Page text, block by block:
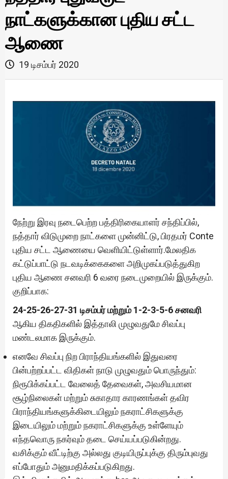
நாட்களுக்கான புதிய சட்ட
ஆணை
19 டிசம்பர் 2020
நேற்று இரவு நடைபெற்ற பத்திரிகையாளர் சந்திப்பில்,
நத்தார் விடுமுறை நாட்களை முன்னிட்டு, பிரதமர் Conte
புதிய சட்ட ஆணையை வெளியிட்டுள்ளார்.மேலதிக
கட்டுப்பாட்டு நடவடிக்கைகளை அறிமுகப்படுத்துகிற
புதிய ஆணை சனவரி 6 வரை நடைமுறையில் இருக்கும்.
குறிப்பாக:
24-25-26-27-31 டிசம்பர் மற்றும் 1-2-3-5-6 சனவரி
ஆகிய திகதிகளில் இத்தாலி முழுவதுமே சிவப்பு
மண்டலமாக இருக்கும்.
எனவே சிவப்பு நிற பிராந்தியங்களில் இதுவரை
பின்பற்றப்பட்ட விதிகள் நாடு முழுவதும் பொருந்தும்:
நிரூபிக்கப்பட்ட வேலைத் தேவைகள், அவசியமான
சூழ்நிலைகள் மற்றும் சுகாதார காரணங்கள் தவிர
பிராந்தியங்களுக்கிடையிலும் நகராட்சிகளுக்கு
இடையிலும் மற்றும் நகராட்சிகளுக்கு உள்ளேயும்
எந்தவொரு நகர்வும் தடை செய்யப்படுகின்றது.
வசிக்கும் வீட்டிற்கு அல்லது குடியிருப்புக்கு திரும்புவது
எப்போதும் அனுமதிக்கப்படுகிறது.